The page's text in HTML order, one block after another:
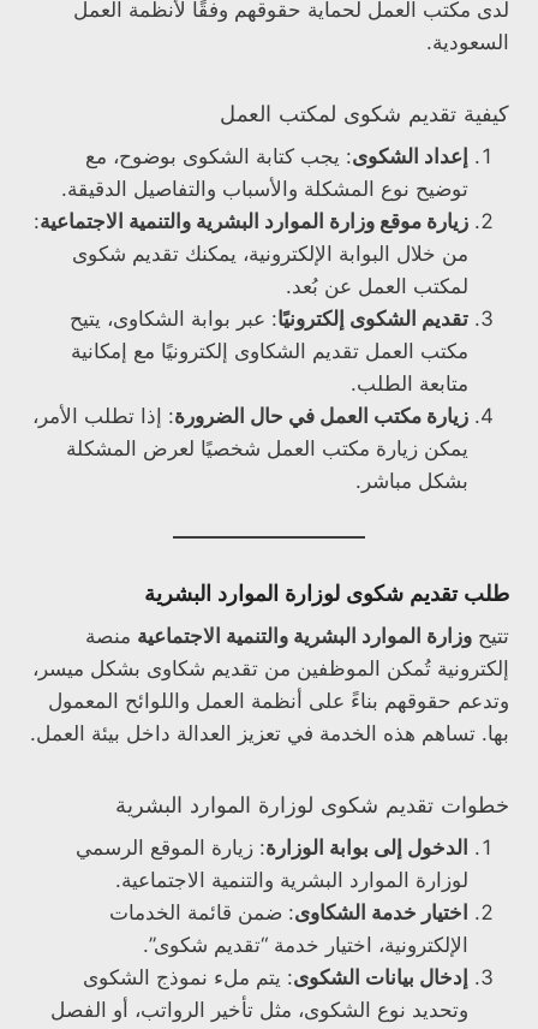
لدى مكتب العمل لحماية حقوقهم وفقًا لأنظمة العمل
السعودية.
كيفية تقديم شكوى لمكتب العمل
إعداد الشكوى: يجب كتابة الشكوى بوضوح، مع
توضيح نوع المشكلة والأسباب والتفاصيل الدقيقة.
زيارة موقع وزارة الموارد البشرية والتنمية الاجتماعية:
من خلال البوابة الإلكترونية، يمكنك تقديم شكوى
لمكتب العمل عن بُعد.
تقديم الشكوى إلكترونيًا: عبر بوابة الشكاوى، يتيح
مكتب العمل تقديم الشكاوى إلكترونيًا مع إمكانية
متابعة الطلب.
زيارة مكتب العمل في حال الضرورة: إذا تطلب الأمر،
يمكن زيارة مكتب العمل شخصيًا لعرض المشكلة
بشكل مباشر.
طلب تقديم شكوى لوزارة الموارد البشرية
تتيح وزارة الموارد البشرية والتنمية الاجتماعية منصة
إلكترونية تُمكن الموظفين من تقديم شكاوى بشكل ميسر،
وتدعم حقوقهم بناءً على أنظمة العمل واللوائح المعمول
بها. تساهم هذه الخدمة في تعزيز العدالة داخل بيئة العمل.
خطوات تقديم شكوى لوزارة الموارد البشرية
الدخول إلى بوابة الوزارة: زيارة الموقع الرسمي
لوزارة الموارد البشرية والتنمية الاجتماعية.
اختيار خدمة الشكاوى: ضمن قائمة الخدمات
الإلكترونية، اختيار خدمة “تقديم شكوى”.
إدخال بيانات الشكوى: يتم ملء نموذج الشكوى
وتحديد نوع الشكوى، مثل تأخير الرواتب، أو الفصل